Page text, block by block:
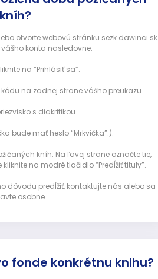
kníh?
otvorte webovú stránku sezk.dawinci.sk
konta nasledovne:
na “Prihlásiť sa”:
na zadnej strane vášho preukazu.
s diakritikou.
bude mať heslo “Mrkvička”.).
kníh. Na ľavej strane označte tie,
na modré tlačidlo “Predĺžiť tituly”.
dôvodu predĺžiť, kontaktujte nás alebo sa
osobne.
fonde konkrétnu knihu?